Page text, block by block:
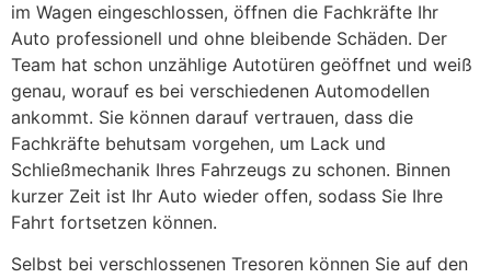
im Wagen eingeschlossen, öffnen die Fachkräfte Ihr
Auto professionell und ohne bleibende Schäden. Der
Team hat schon unzählige Autotüren geöffnet und weiß
genau, worauf es bei verschiedenen Automodellen
ankommt. Sie können darauf vertrauen, dass die
Fachkräfte behutsam vorgehen, um Lack und
Schließmechanik Ihres Fahrzeugs zu schonen. Binnen
kurzer Zeit ist Ihr Auto wieder offen, sodass Sie Ihre
Fahrt fortsetzen können.
Selbst bei verschlossenen Tresoren können Sie auf den